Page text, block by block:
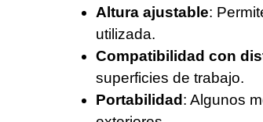
Altura ajustable:
utilizada.
Compatibilidad con
superficies de trabajo.
Portabilidad : Algunos